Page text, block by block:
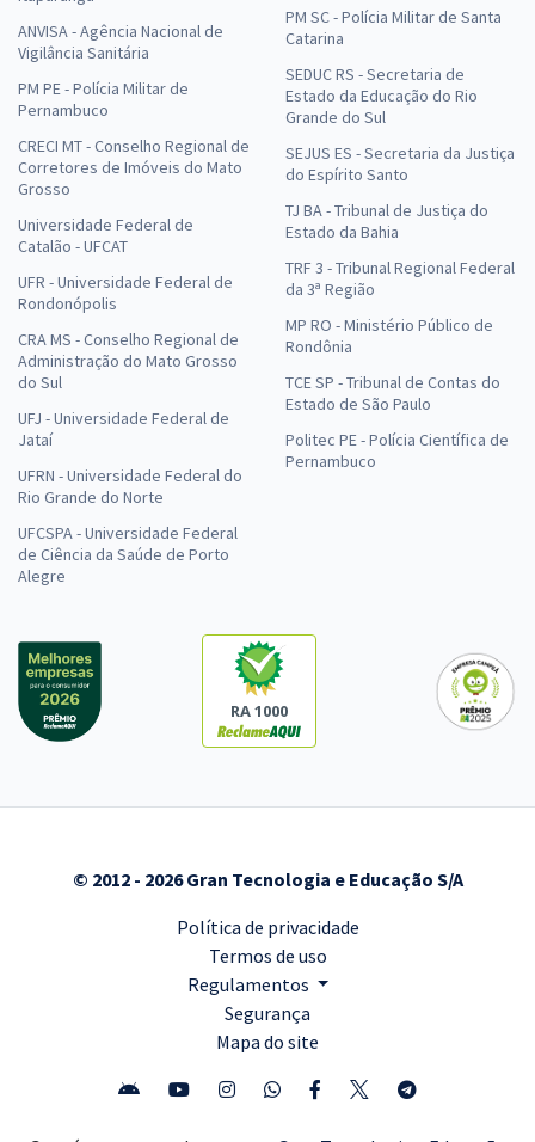
ANVISA - Agência Nacional de
Vigilância Sanitária
PM PE - Polícia Militar de
Pernambuco
CRECI MT - Conselho Regional de
Corretores de Imóveis do Mato
Grosso
Universidade Federal de
Catalão - UFCAT
UFR - Universidade Federal de
Rondonópolis
CRA MS - Conselho Regional de
Administração do Mato Grosso
do Sul
UFJ - Universidade Federal de
Jataí
UFRN - Universidade Federal do
Rio Grande do Norte
UFCSPA - Universidade Federal
de Ciência da Saúde de Porto
Alegre
PM SC - Polícia Militar de Santa
Catarina
SEDUC RS - Secretaria de
Estado da Educação do Rio
Grande do Sul
SEJUS ES - Secretaria da Justiça
do Espírito Santo
TJ BA - Tribunal de Justiça do
Estado da Bahia
TRF 3 - Tribunal Regional Federal
da 3ª Região
MP RO - Ministério Público de
Rondônia
TCE SP - Tribunal de Contas do
Estado de São Paulo
Politec PE - Polícia Científica de
Pernambuco
RA 1000
© 2012 - 2026 Gran Tecnologia e Educação S/A
Política de privacidade
Termos de uso
Regulamentos
Segurança
Mapa do site